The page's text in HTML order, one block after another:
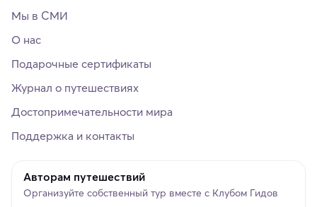
Мы в СМИ
О нас
Подарочные сертификаты
Журнал о путешествиях
Достопримечательности мира
Поддержка и контакты
Авторам путешествий
Организуйте собственный тур вместе с Клубом Гидов